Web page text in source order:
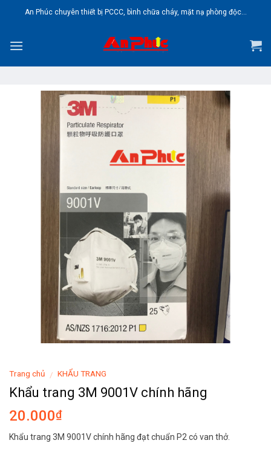
An Phúc chuyên thiết bị PCCC, bình chữa cháy, mặt nạ phòng độc...
Trang chủ / KHẨU TRANG
Khẩu trang 3M 9001V chính hãng
20.000₫
Khẩu trang 3M 9001V chính hãng đạt chuẩn P2 có van thở.